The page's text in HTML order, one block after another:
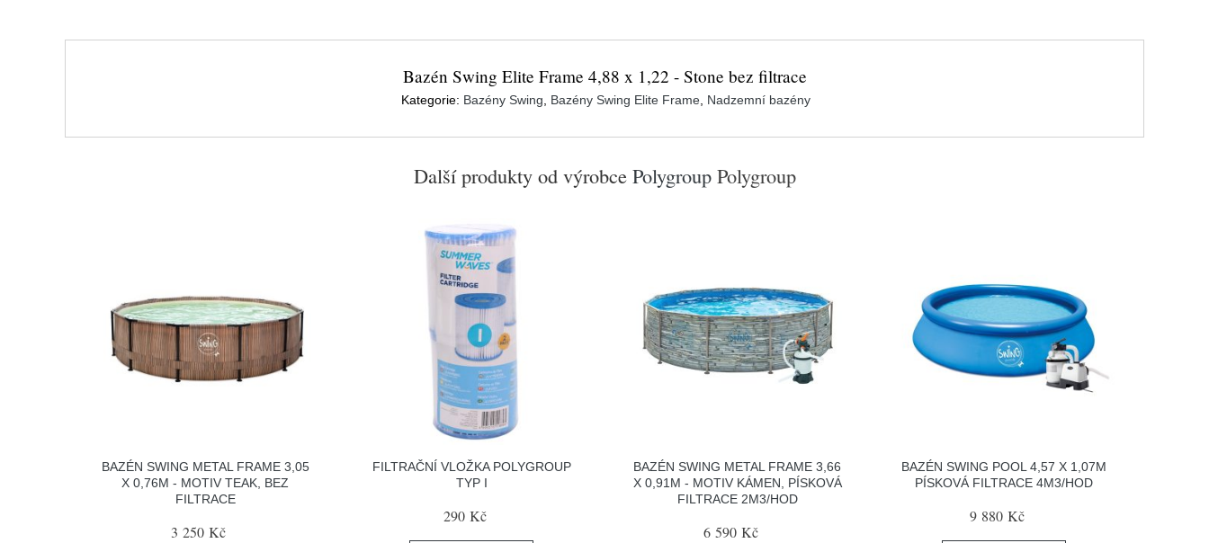
Bazén Swing Elite Frame 4,88 x 1,22 - Stone bez filtrace
Kategorie: Bazény Swing Bazény Swing Elite Frame, Nadzemní bazény
Další produkty od výrobce Polygroup Polygroup
BAZÉN SWING METAL FRAME 3,05
X 0,76M - MOTIV TEAK, BEZ
FILTRACE
3 250 Kč
FILTRAČNÍ VLOŽKA POLYGROUP
TYP I
290 Kč
BAZÉN SWING METAL FRAME 3,66
X 0,91M - MOTIV KÁMEN, PÍSKOVÁ
FILTRACE 2M3/HOD
6 590 Kč
BAZÉN SWING POOL 4,57 X 1,07M
PÍSKOVÁ FILTRACE 4M3/HOD
9 880 Kč